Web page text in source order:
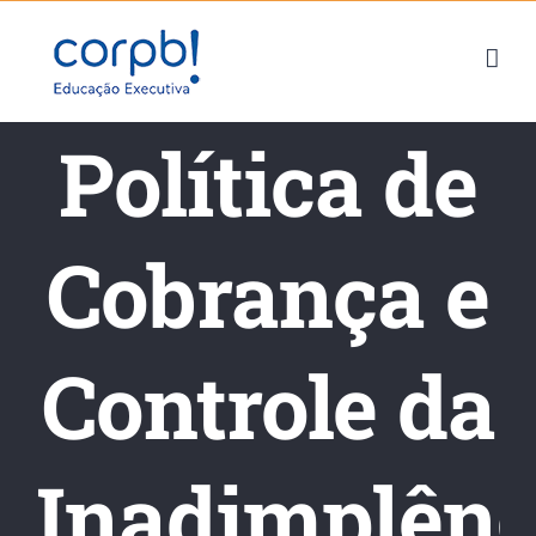
content
Política de
Cobrança e
Controle da
Política de